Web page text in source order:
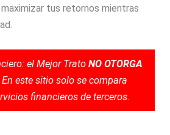
tus retornos mientras
el Mejor Trato NO OTORGA
En este sitio solo se compara
financieros de terceros.